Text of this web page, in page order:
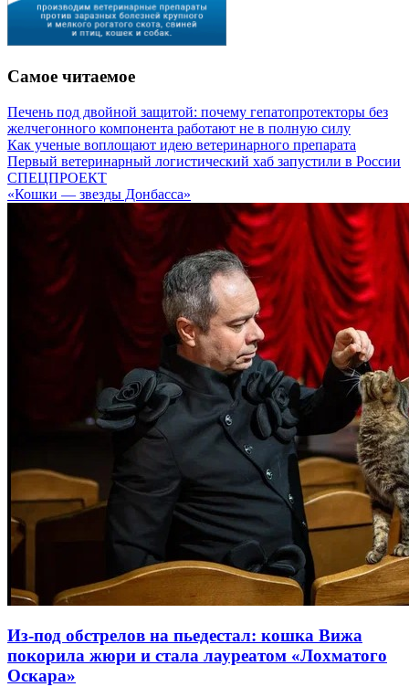
Самое читаемое
Печень под двойной защитой: почему гепатопротекторы без
желчегонного компонента работают не в полную силу
Как ученые воплощают идею ветеринарного препарата
Первый ветеринарный логистический хаб запустили в России
СПЕЦПРОЕКТ
«Кошки — звезды Донбасса»
Из-под обстрелов на пьедестал: кошка Вижа
покорила жюри и стала лауреатом «Лохматого
Оскара»